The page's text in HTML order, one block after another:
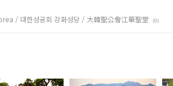
/ 대한성공회 강화성당 / 大韓聖公會江華聖堂 (0)